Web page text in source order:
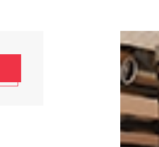
Publications scientifiques